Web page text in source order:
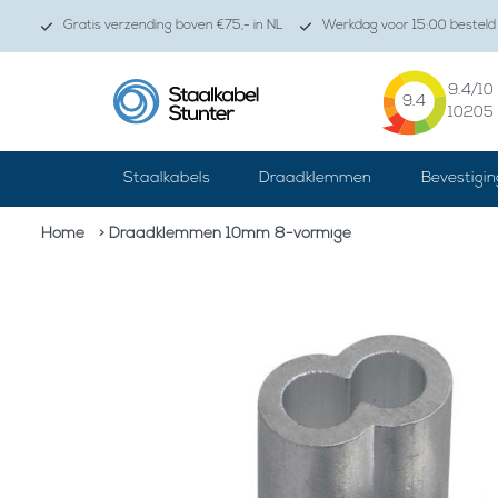
Gratis verzending boven €75,- in NL Werkdag voor 15:00
9.4
9.4/10
10205
Staalkabels Draadklemmen
Home > Draadklemmen 10mm 8-vormige